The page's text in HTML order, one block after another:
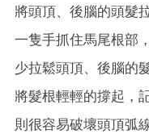
將頭頂、後腦的頭髮
一隻手抓住馬尾根部
少拉鬆頭頂、後腦的
將髮根輕輕的撐起，
則很容易破壞頭頂弧線